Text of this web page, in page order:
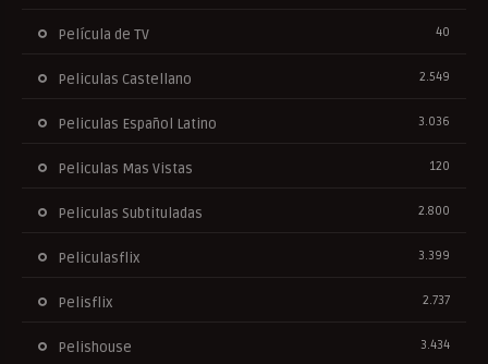
Película de TV 40
Peliculas Castellano 2.549
Peliculas Español Latino 3.036
Peliculas Mas Vistas 120
Peliculas Subtituladas 2.800
Peliculasflix 3.399
Pelisflix 2.737
Pelishouse 3.434